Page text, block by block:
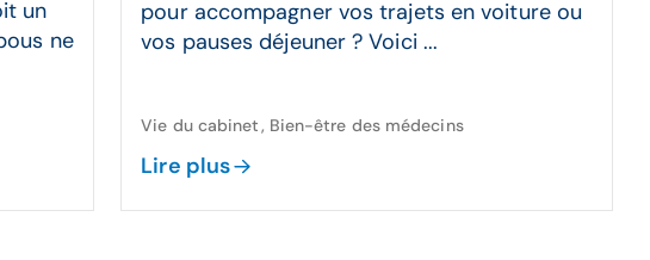
un
ne
pour accompagner vos trajets en voiture ou
vos pauses déjeuner ? Voici ...
Vie du cabinet, Bien-être des médecins
Lire plus